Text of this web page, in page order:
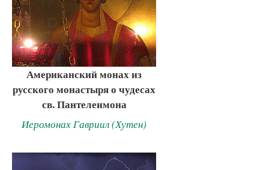
Американский монах из
русского монастыря о чудесах
св. Пантелеимона
Иеромонах Гавриил (Хутен)